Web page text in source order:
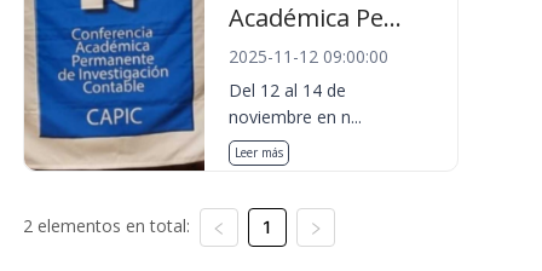
Académica Pe...
2025-11-12 09:00:00
Del 12 al 14 de
noviembre en n...
Leer más
2 elementos en total: 1